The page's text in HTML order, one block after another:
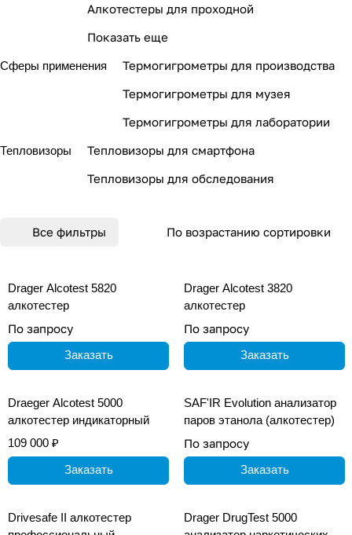
Алкотестеры для проходной
Показать еще
Сферы применения
Термогигрометры для производства
Термогигрометры для музея
Термогигрометры для лаборатории
Тепловизоры
Тепловизоры для смартфона
Тепловизоры для обследования
Все фильтры По возрастанию сортировки
Drager Alcotest 5820
алкотестер
По запросу
Заказать
Drager Alcotest 3820
алкотестер
По запросу
Заказать
Draeger Alcotest 5000
алкотестер индикаторный
109 000 ₽
Заказать
SAF'IR Evolution анализатор
паров этанола (алкотестер)
По запросу
Заказать
Drivesafe II алкотестер
Drager DrugTest 5000